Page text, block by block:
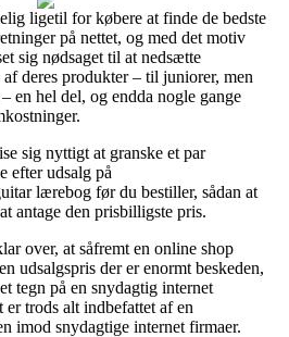
ligetil for købere at finde de bedste
på nettet, og med det motiv
sig nødsaget til at nedsætte
deres produkter – til juniorer, men
en hel del, og endda nogle gange
sig nyttigt at granske et par
efter udsalg på
lærebog før du bestiller, sådan at
antage den prisbilligste pris.
over, at såfremt en online shop
udsalgspris der er enormt beskeden,
tegn på en snydagtig internet
trods alt indbefattet af en
imod snydagtige internet firmaer.